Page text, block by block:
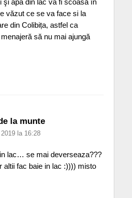
şi apa din lac va fi scoasă în
văzut ce se va face si la
din Colibița, astfel ca
să nu mai ajungă
la munte
la 16:28
lac… se mai deverseaza???
altii fac baie in lac :)))) misto